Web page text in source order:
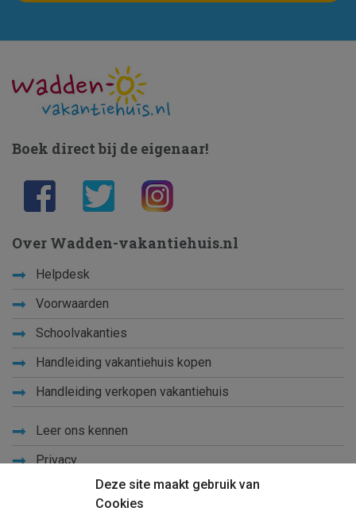
Deze site maakt gebruik van
Cookies
Boek direct bij de eigenaar!
Over Wadden-vakantiehuis.nl
Helpdesk
Voorwaarden
Schoolvakanties
Handleiding vakantiehuis kopen
Handleiding verkopen vakantiehuis
Leer ons kennen
Privacy